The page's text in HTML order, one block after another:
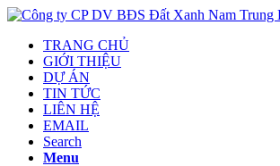
TRANG CHỦ
GIỚI THIỆU
DỰ ÁN
TIN TỨC
LIÊN HỆ
EMAIL
Search
Menu